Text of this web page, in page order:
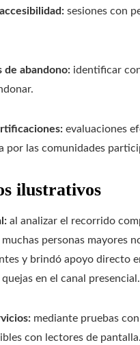
sesiones con
de abandono: identificar
evaluaciones
por las comunidades
ilustrativos
al analizar el recorrido
personas mayores
y brindó apoyo directo
en el canal presencial.
mediante pruebas
con lectores de